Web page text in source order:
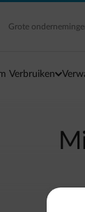
Grote
Verbruiken